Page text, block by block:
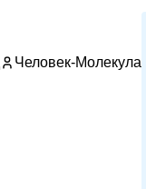
Человек-Молекула